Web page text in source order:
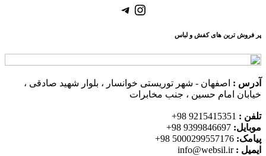
Instagram
Telegram
پر فروش ترین های کفش و لباس
آدرس : اصفهان - شهر توریستی خوانسار ، بلوار شهید صادقی ،
خیابان امام حسین ، جنب مخابرات
تلفن :
موبایل:
پیامک:
ایمیل : info@websil.ir